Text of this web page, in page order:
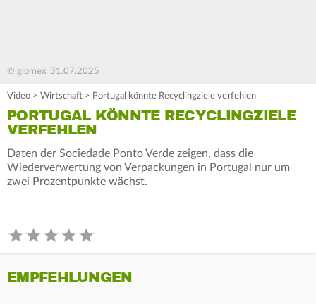
© glomex, 31.07.2025
Video > Wirtschaft > Portugal könnte Recyclingziele verfehlen
PORTUGAL KÖNNTE RECYCLINGZIELE
VERFEHLEN
Daten der Sociedade Ponto Verde zeigen, dass die
Wiederverwertung von Verpackungen in Portugal nur um
zwei Prozentpunkte wächst.
EMPFEHLUNGEN